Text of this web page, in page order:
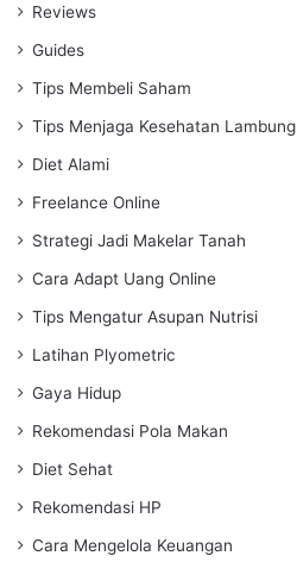
Reviews
Guides
Tips Membeli Saham
Tips Menjaga Kesehatan Lambung
Diet Alami
Freelance Online
Strategi Jadi Makelar Tanah
Cara Adapt Uang Online
Tips Mengatur Asupan Nutrisi
Latihan Plyometric
Gaya Hidup
Rekomendasi Pola Makan
Diet Sehat
Rekomendasi HP
Cara Mengelola Keuangan